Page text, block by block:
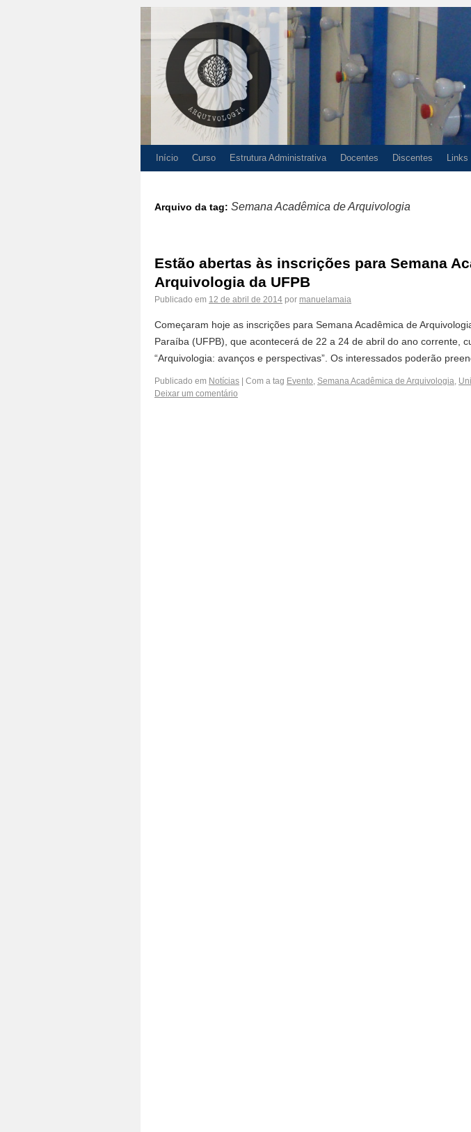
Início Curso Estrutura Administrativa Docentes Discentes Links
Arquivo da tag: Semana Acadêmica de Arquivologia
Estão abertas às inscrições para Semana
Arquivologia da UFPB
Publicado em 12 de abril de 2014 por manuelamaia
Começaram hoje as inscrições para Semana Acadêmica de
Paraíba (UFPB), que acontecerá de 22 a 24 de abril do ano corrente,
“Arquivologia: avanços e perspectivas”. Os interessados poderão
Publicado em Notícias Com a tag Evento, Semana Acadêmica de Arquivologia,
Deixar um comentário